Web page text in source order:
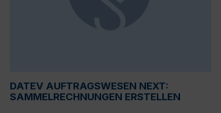
DATEV AUFTRAGSWESEN NEXT:
SAMMELRECHNUNGEN ERSTELLEN